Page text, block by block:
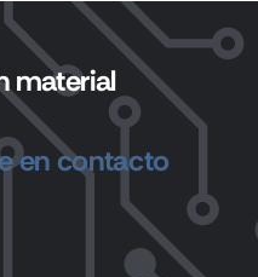
material
en contacto